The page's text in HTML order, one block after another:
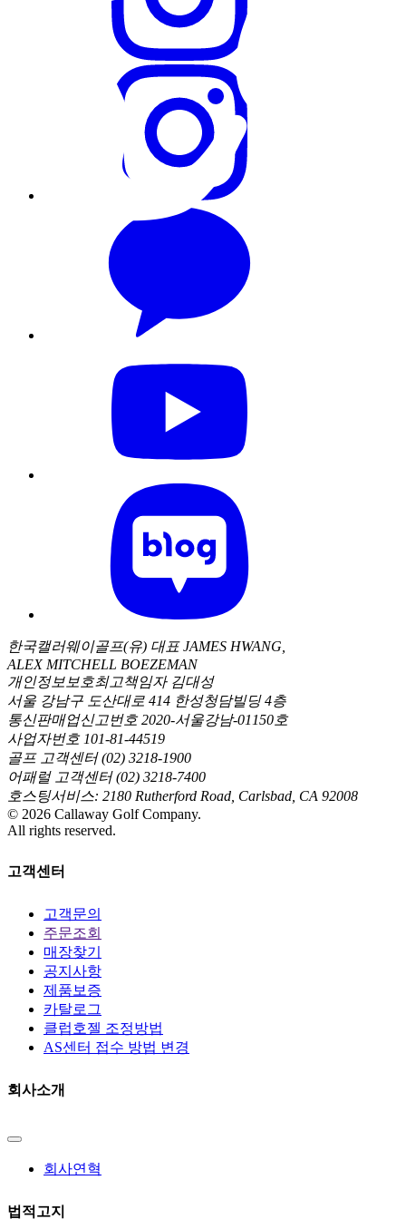
한국캘러웨이골프(유) 대표 JAMES HWANG,
ALEX MITCHELL BOEZEMAN
개인정보보호최고책임자 김대성
서울 강남구 도산대로 414 한성청담빌딩 4층
통신판매업신고번호 2020-서울강남-01150호
사업자번호 101-81-44519
골프 고객센터 (02) 3218-1900
어패럴 고객센터 (02) 3218-7400
호스팅서비스: 2180 Rutherford Road, Carlsbad, CA 92008
© 2026 Callaway Golf Company.
All rights reserved.
고객센터
고객문의
주문조회
매장찾기
공지사항
제품보증
카탈로그
클럽호젤 조정방법
AS센터 접수 방법 변경
회사소개
회사연혁
법적고지